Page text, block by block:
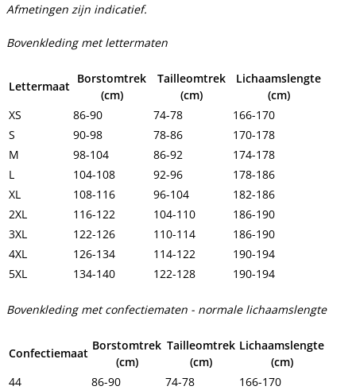
Afmetingen zijn indicatief.
Bovenkleding met lettermaten
Lettermaat
Borstomtrek
(cm)
Tailleomtrek
(cm)
Lichaamslengte
(cm)
XS
86-90 74-78
166-170
S
90-98 78-86
170-178
M
98-104 86-92
174-178
L
104-108 92-96
178-186
XL
108-116 96-104
182-186
2XL
116-122 104-110
186-190
3XL
122-126 110-114
186-190
4XL
126-134 114-122
190-194
5XL
134-140 122-128 190-194
Bovenkleding met confectiematen - normale lichaamslengte
Confectiemaat
Borstomtrek
(cm)
Tailleomtrek
(cm)
Lichaamslengte
(cm)
44
86-90 74-78
166-170